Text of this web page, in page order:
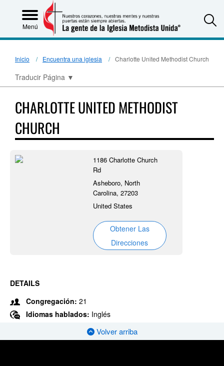
Menú
Inicio Encuentra una iglesia Charlotte United Methodist Church
Traducir Página ▼
CHARLOTTE UNITED METHODIST
CHURCH
1186 Charlotte Church
Rd
Asheboro, North
Carolina, 27203
United States
Obtener Las
Direcciones
DETAILS
Congregación: 21
Idiomas hablados: Inglés
Volver arriba